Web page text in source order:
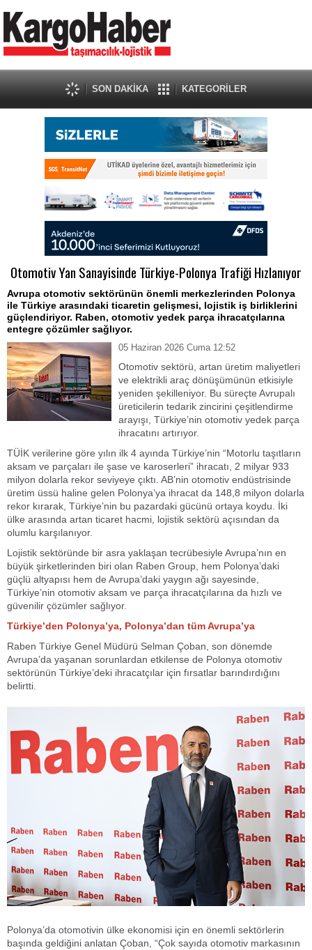
SON DAKİKA KATEGORİLER
Otomotiv Yan Sanayisinde Türkiye-Polonya Trafiği Hızlanıyor
Avrupa otomotiv sektörünün önemli merkezlerinden Polonya
ile Türkiye arasındaki ticaretin gelişmesi, lojistik iş birliklerini
güçlendiriyor. Raben, otomotiv yedek parça ihracatçılarına
entegre çözümler sağlıyor.
05 Haziran 2026 Cuma 12:52
Otomotiv sektörü, artan üretim maliyetleri
ve elektrikli araç dönüşümünün etkisiyle
yeniden şekilleniyor. Bu süreçte Avrupalı
üreticilerin tedarik zincirini çeşitlendirme
arayışı, Türkiye’nin otomotiv yedek parça
ihracatını artırıyor.
TÜİK verilerine göre yılın ilk 4 ayında Türkiye’nin “Motorlu taşıtların
aksam ve parçaları ile şase ve karoserleri” ihracatı, 2 milyar 933
milyon dolarla rekor seviyeye çıktı. AB’nin otomotiv endüstrisinde
üretim üssü haline gelen Polonya’ya ihracat da 148,8 milyon dolarla
rekor kırarak, Türkiye’nin bu pazardaki gücünü ortaya koydu. İki
ülke arasında artan ticaret hacmi, lojistik sektörü açısından da
olumlu karşılanıyor.
Lojistik sektöründe bir asra yaklaşan tecrübesiyle Avrupa’nın en
büyük şirketlerinden biri olan Raben Group, hem Polonya’daki
güçlü altyapısı hem de Avrupa’daki yaygın ağı sayesinde,
Türkiye’nin otomotiv aksam ve parça ihracatçılarına da hızlı ve
güvenilir çözümler sağlıyor.
Türkiye’den Polonya’ya, Polonya’dan tüm Avrupa’ya
Raben Türkiye Genel Müdürü Selman Çoban, son dönemde
Avrupa’da yaşanan sorunlardan etkilense de Polonya otomotiv
sektörünün Türkiye’deki ihracatçılar için fırsatlar barındırdığını
belirtti.
Polonya’da otomotivin ülke ekonomisi için en önemli sektörlerin
başında geldiğini anlatan Çoban, “Çok sayıda otomotiv markasının